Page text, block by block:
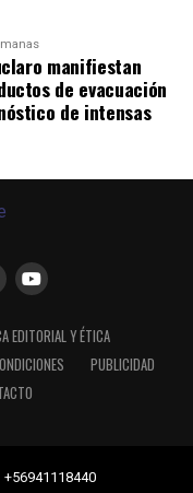
manifiestan
de evacuación
de intensas
EDITORIAL Y ÉTICA
PUBLICIDAD